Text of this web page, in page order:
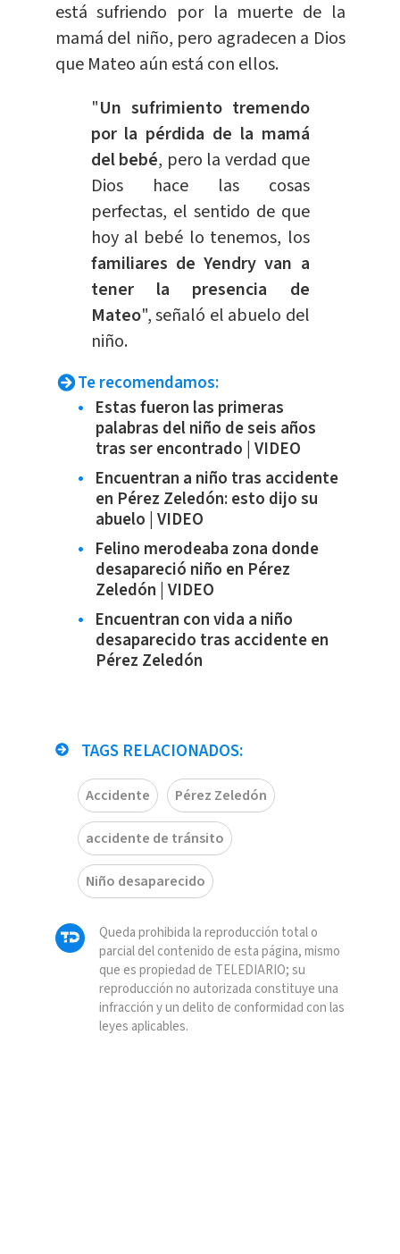
está sufriendo por la muerte de la
mamá del niño, pero agradecen a Dios
que Mateo aún está con ellos.
"Un sufrimiento tremendo
por la pérdida de la mamá
del bebé, pero la verdad que
Dios hace las cosas
perfectas, el sentido de que
hoy al bebé lo tenemos, los
familiares de Yendry van a
tener la presencia de
Mateo", señaló el abuelo del
niño.
Te recomendamos:
Estas fueron las primeras
palabras del niño de seis años
tras ser encontrado | VIDEO
Encuentran a niño tras accidente
en Pérez Zeledón: esto dijo su
abuelo | VIDEO
Felino merodeaba zona donde
desapareció niño en Pérez
Zeledón | VIDEO
Encuentran con vida a niño
desaparecido tras accidente en
Pérez Zeledón
TAGS RELACIONADOS:
Accidente Pérez Zeledón
accidente de tránsito
Niño desaparecido
Queda prohibida la reproducción total o
parcial del contenido de esta página, mismo
que es propiedad de TELEDIARIO; su
reproducción no autorizada constituye una
infracción y un delito de conformidad con las
leyes aplicables.